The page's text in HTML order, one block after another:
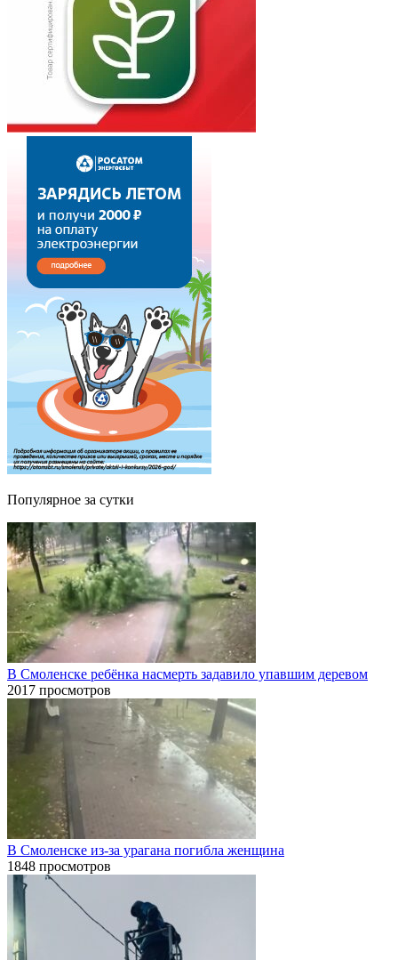
Популярное за сутки
В Смоленске ребёнка насмерть задавило упавшим деревом
2017 просмотров
В Смоленске из-за урагана погибла женщина
1848 просмотров